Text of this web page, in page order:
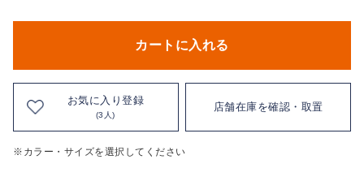
カートに入れる
お気に入り登録
(3人)
店舗在庫を確認・取置
※カラー・サイズを選択してください